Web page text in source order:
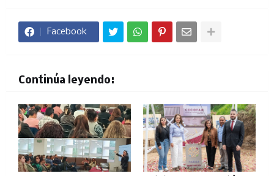
Facebook
Continúa leyendo: